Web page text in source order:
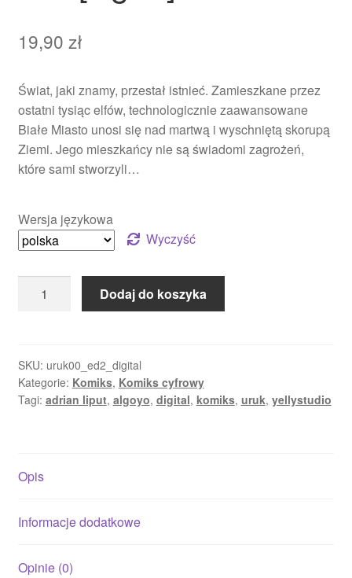
19,90 zł
Świat, jaki znamy, przestał istnieć. Zamieszkane przez
ostatni tysiąc elfów, technologicznie zaawansowane
Białe Miasto unosi się nad martwą i wyschniętą skorupą
Ziemi. Jego mieszkańcy nie są świadomi zagrożeń,
które sami stworzyli…
Wersja językowa
Wyczyść
Dodaj do koszyka
SKU: uruk00_ed2_digital
Kategorie: Komiks, Komiks cyfrowy
Tagi: adrian liput, algoyo, digital, komiks, uruk, yellystudio
Opis
Informacje dodatkowe
Opinie (0)